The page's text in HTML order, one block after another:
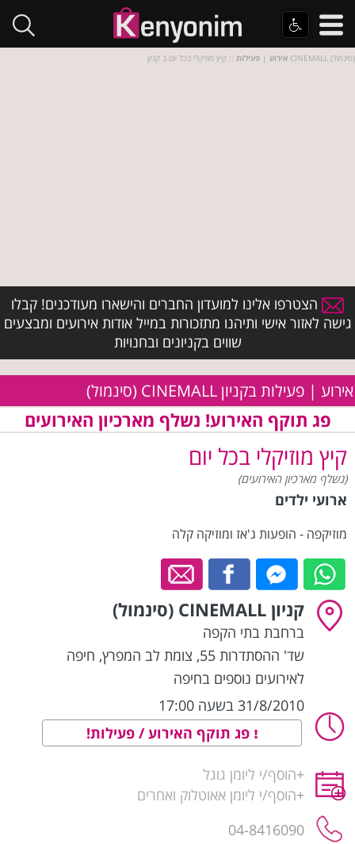
אירוע | פעילות :: קיץ מוזיקלי בכל יום ב קניון CINEMALL (סינמול)
הצטרפו אלינו למועדון החברים והישארו מעודכנים! קבלו
גישה לאזור אישי ותיהנו מתזכורות במייל אודות אירועים ומבצעים
שווים בקניונים ובחנויות
אירוע | פעילות בקניון CINEMALL (סינמול)
פג תוקף האירוע! נשלף מארכיון האירועים
קיץ מוזיקלי בכל יום
(נשלף מארכיון האירועים)
ארועי ילדים
מוזיקפה - הופעות ג'אז ומוזיקה קלה
קניון CINEMALL (סינמול)
ברחבת בתי הקפה
שד' ההסתדרות 55, צומת לב המפרץ
, חיפה
לאירועים נוספים בחיפה
31/8/2010 בשעה 17:00
פג תוקף האירוע / פעילות!
+הוסף/י ליומן גוגל
+הוסף/י ליומן אאוטלוק ואחרים
04-8416090